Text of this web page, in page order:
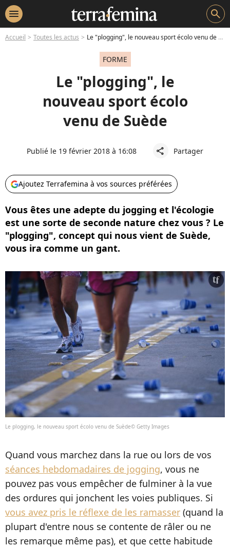
menu search
Accueil Toutes les actus Le "plogging", le nouveau sport écolo venu de Suède
FORME
Le "plogging", le
nouveau sport écolo
venu de Suède
Publié le 19 février 2018 à 16:08 share Partager
Ajoutez Terrafemina à vos sources préférées
Vous êtes une adepte du jogging et l'écologie
est une sorte de seconde nature chez vous ? Le
"plogging", concept qui nous vient de Suède,
vous ira comme un gant.
Le plogging, le nouveau sport écolo venu de Suède© Getty Images
Quand vous marchez dans la rue ou lors de vos
séances hebdomadaires de jogging, vous ne
pouvez pas vous empêcher de fulminer à la vue
des ordures qui jonchent les voies publiques. Si
vous avez pris le réflexe de les ramasser (quand la
plupart d'entre nous se contente de râler ou ne
les remarque même pas), et que cette habitude